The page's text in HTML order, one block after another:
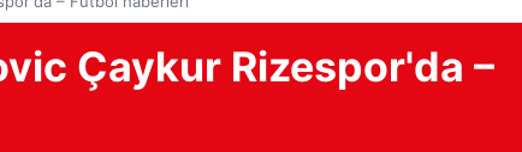
Çaykur Rizespor'da –